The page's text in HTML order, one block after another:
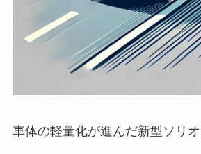
車体の軽量化が進んだ新型ソリオ